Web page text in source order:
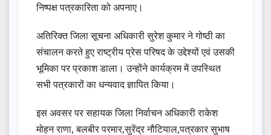
निष्पक्ष पत्रकारिता को अपनाए।
अतिरिक्त जिला सूचना अधिकारी सुरेश कुमार ने गोष्ठी का
संचालन करते हुए राष्ट्रीय प्रेस परिषद के उद्देश्यों एवं उसकी
भूमिका पर प्रकाश डाला। उन्होंने कार्यक्रम में उपस्थित
सभी पत्रकारों का धन्यवाद ज्ञापित किया।
इस अवसर पर सहायक जिला निर्वाचन अधिकारी राकेश
मोहन राणा, बलबीर परमार,सुरेंद्र नौटियाल,पत्रकार सुभाष